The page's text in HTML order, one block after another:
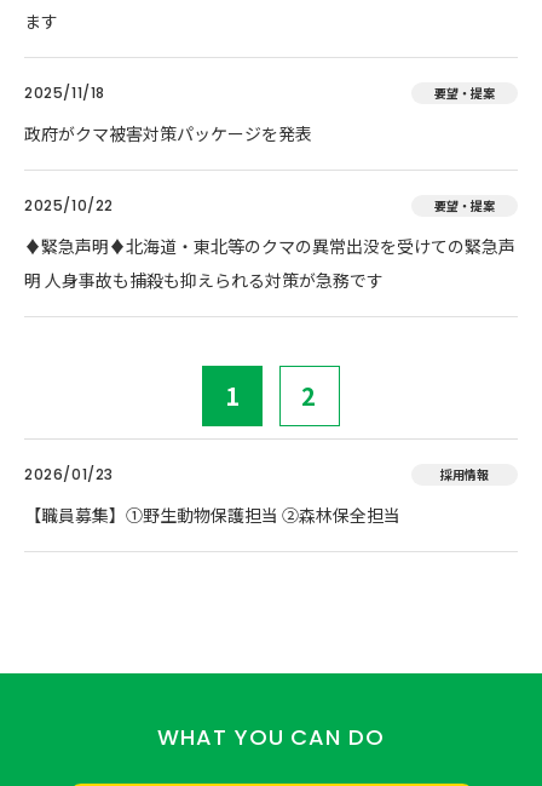
ます
2025/11/18 要望・提案
政府がクマ被害対策パッケージを発表
2025/10/22 要望・提案
♦️緊急声明♦️北海道・東北等のクマの異常出没を受けての緊急声
明 人身事故も捕殺も抑えられる対策が急務です
1 2
2026/01/23 採用情報
【職員募集】①野生動物保護担当 ②森林保全担当
WHAT YOU CAN DO